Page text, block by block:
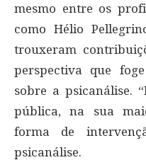
mesmo entre os
como Hélio
trouxeram
perspectiva que
sobre a psicanálise.
pública, na sua
forma de
psicanálise.